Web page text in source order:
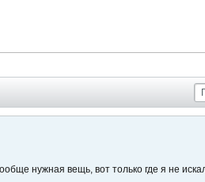
нужная вещь, вот только где я не